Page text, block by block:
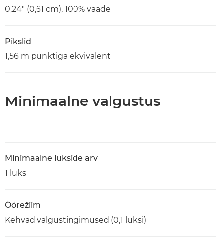
0,24" (0,61 cm), 100% vaade
Pikslid
1,56 m punktiga ekvivalent
Minimaalne valgustus
Minimaalne lukside arv
1 luks
Öörežiim
Kehvad valgustingimused (0,1 luksi)